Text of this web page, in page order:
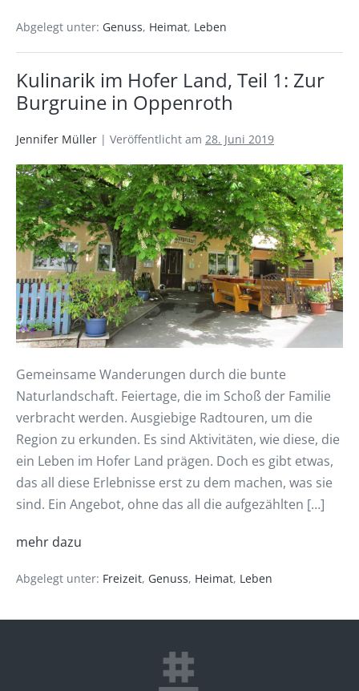
Abgelegt unter: Genuss, Heimat, Leben
Kulinarik im Hofer Land, Teil 1: Zur
Burgruine in Oppenroth
Jennifer Müller | Veröffentlicht am 28. Juni 2019
Gemeinsame Wanderungen durch die bunte
Naturlandschaft. Feiertage, die im Schoß der Familie
verbracht werden. Ausgiebige Radtouren, um die
Region zu erkunden. Es sind Aktivitäten, wie diese, die
ein Leben im Hofer Land prägen. Doch es gibt etwas,
das all diese Erlebnisse erst zu dem machen, was sie
sind. Ein Angebot, ohne das all die aufgezählten […]
mehr dazu
Abgelegt unter: Freizeit, Genuss, Heimat, Leben